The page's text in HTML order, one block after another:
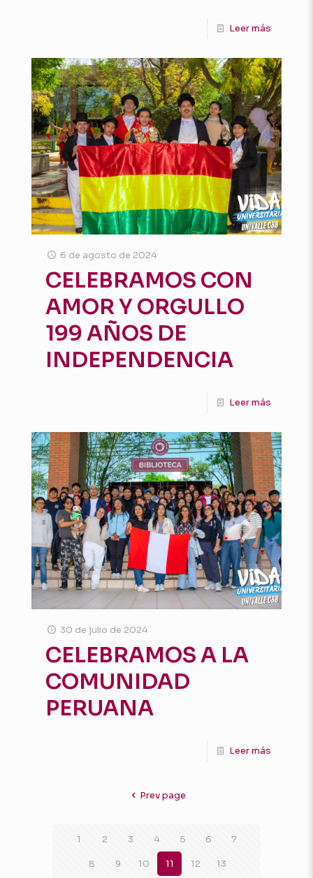
Leer más
6 de agosto de 2024
CELEBRAMOS CON
AMOR Y ORGULLO
199 AÑOS DE
INDEPENDENCIA
Leer más
30 de julio de 2024
CELEBRAMOS A LA
COMUNIDAD
PERUANA
Leer más
Prev page
1 2 3 4 5 6 7
8 9 10 11 12 13